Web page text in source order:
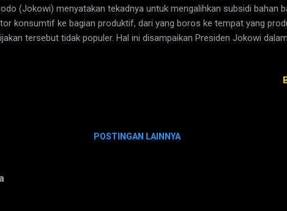
(Jokowi) menyatakan tekadnya untuk mengalihkan subsidi bahan
konsumtif ke bagian produktif, dari yang boros ke tempat yang
tersebut tidak populer. Hal ini disampaikan Presiden Jokowi
berpikir bersama, bahwa dalam lima tahun ini, lima tahun terakhir,
POSTINGAN LAINNYA